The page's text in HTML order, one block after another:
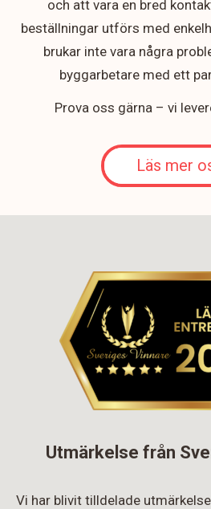
och att vara en bred
beställningar utförs med
brukar inte vara några
byggarbetare med ett
Prova oss gärna – vi
Läs mer
Utmärkelse från
Vi har blivit tilldelade